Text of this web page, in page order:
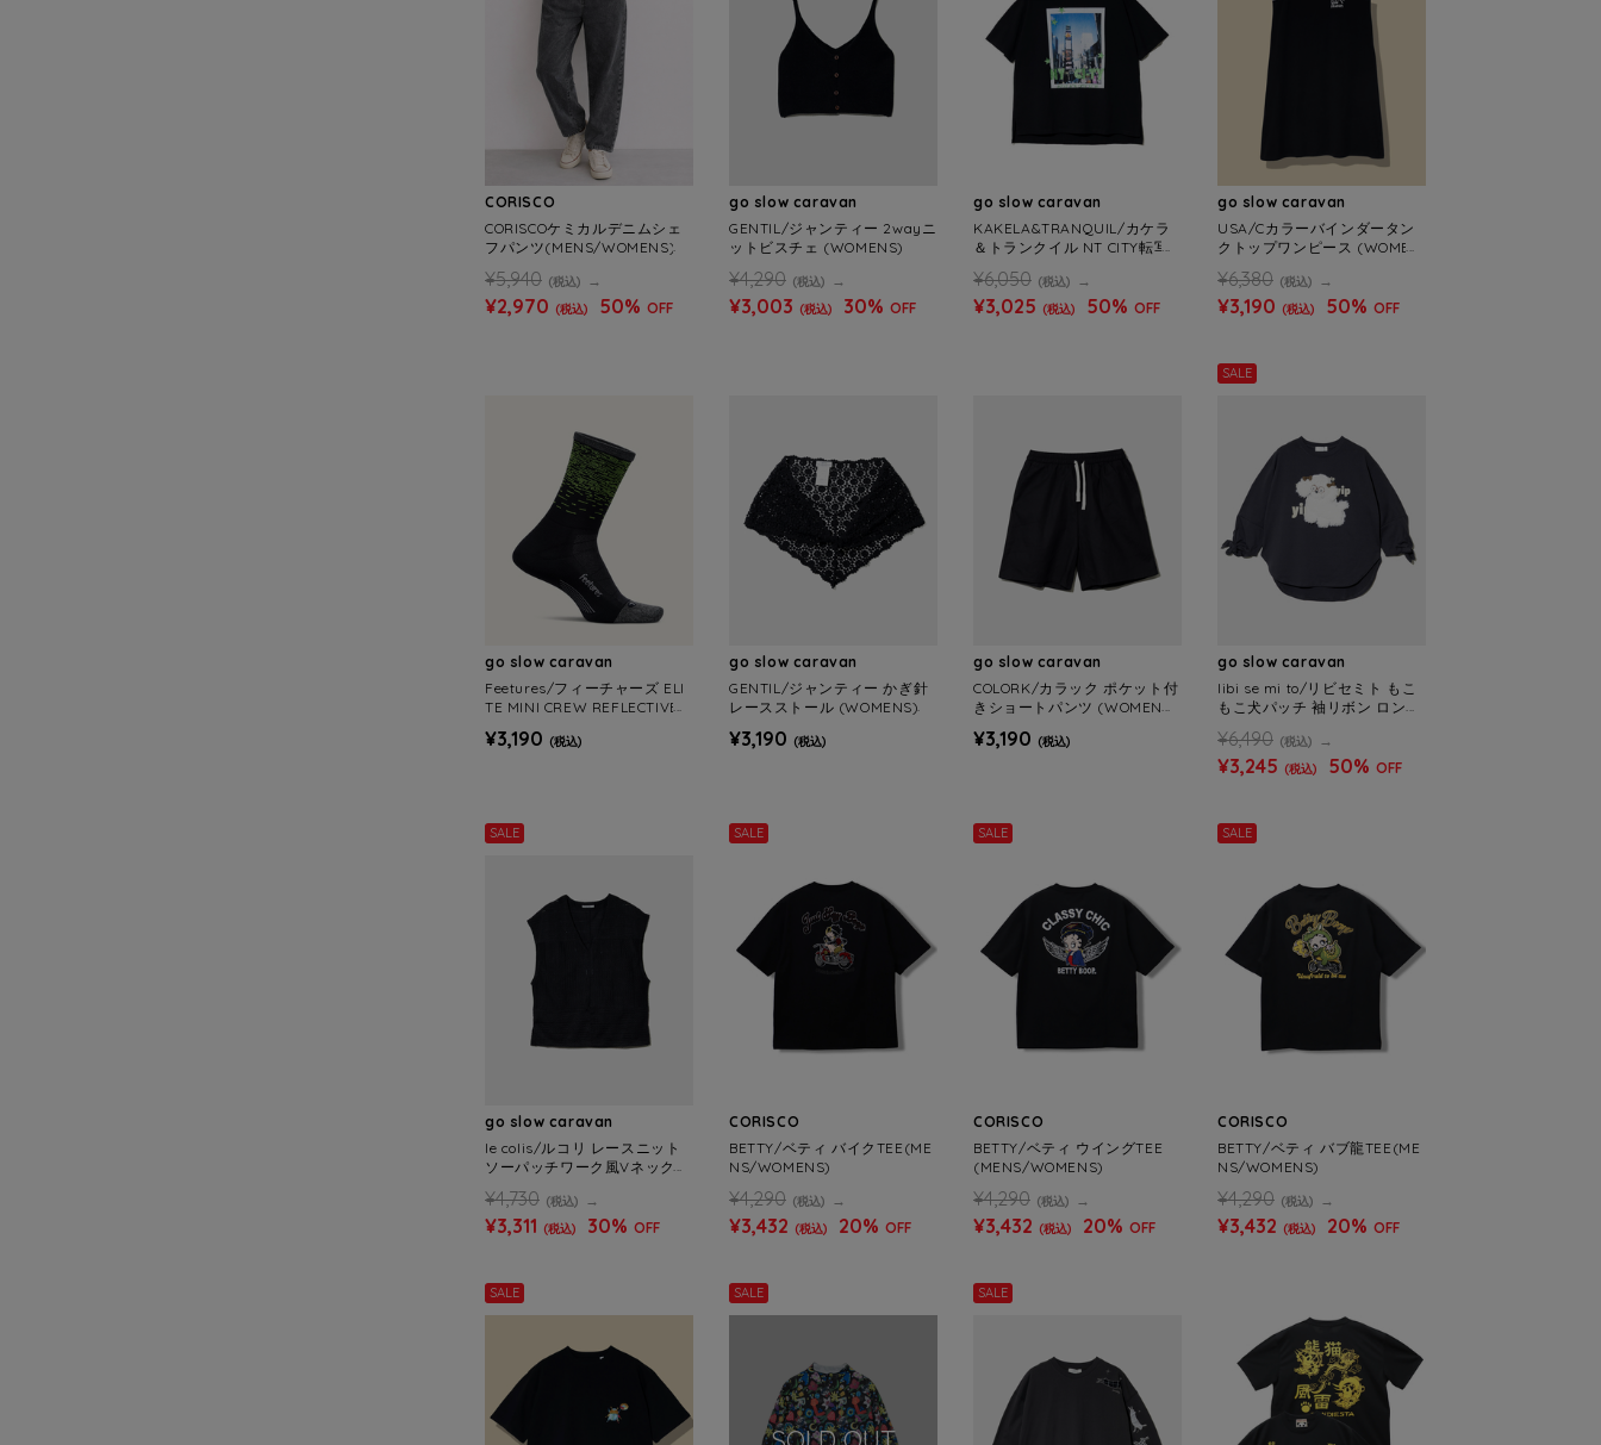
CORISCO
CORISCOケミカルデニムシェ
フパンツ(MENS/WOMENS)
¥5,940 (税込)
¥2,970 (税込) 50% OFF
go slow caravan
GENTIL/ジャンティー 2wayニ
ットビスチェ (WOMENS)
¥4,290 (税込)
¥3,003 (税込) 30% OFF
go slow caravan
KAKELA&TRANQUIL/カケラ
＆トランクイル NT CITY転写
¥6,050 (税込)
¥3,025 (税込) 50% OFF
go slow caravan
USA/Cカラーバインダータン
クトップワンピース (WOMEN
¥6,380 (税込)
¥3,190 (税込) 50% OFF
go slow caravan
Feetures/フィーチャーズ ELI
TE MINI CREW REFLECTIVE Y
¥3,190 (税込)
go slow caravan
GENTIL/ジャンティー かぎ針
レースストール (WOMENS)
¥3,190 (税込)
go slow caravan
COLORK/カラック ポケット付
きショートパンツ (WOMENS)
¥3,190 (税込)
SALE
go slow caravan
libi se mi to/リビセミト もこ
もこ犬パッチ 袖リボン ロンTE
¥6,490 (税込)
¥3,245 (税込) 50% OFF
SALE
go slow caravan
le colis/ルコリ レースニット
ソーパッチワーク風Vネックベ
¥4,730 (税込)
¥3,311 (税込) 30% OFF
SALE
CORISCO
BETTY/ベティ バイクTEE(ME
NS/WOMENS)
¥4,290 (税込)
¥3,432 (税込) 20% OFF
SALE
CORISCO
BETTY/ベティ ウイングTEE
(MENS/WOMENS)
¥4,290 (税込)
¥3,432 (税込) 20% OFF
SALE
CORISCO
BETTY/ベティ バブ龍TEE(ME
NS/WOMENS)
¥4,290 (税込)
¥3,432 (税込) 20% OFF
SALE SALE SALE